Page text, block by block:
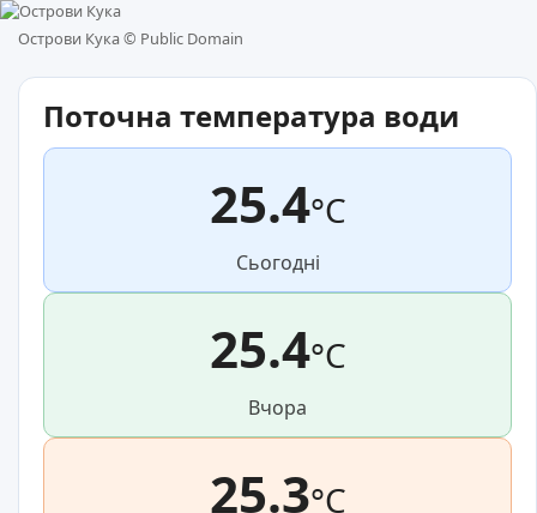
Острови Кука © Public Domain
Поточна температура води
25.4°C
Сьогодні
25.4°C
Вчора
25.3°C